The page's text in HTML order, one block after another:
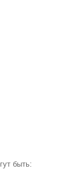
быть: